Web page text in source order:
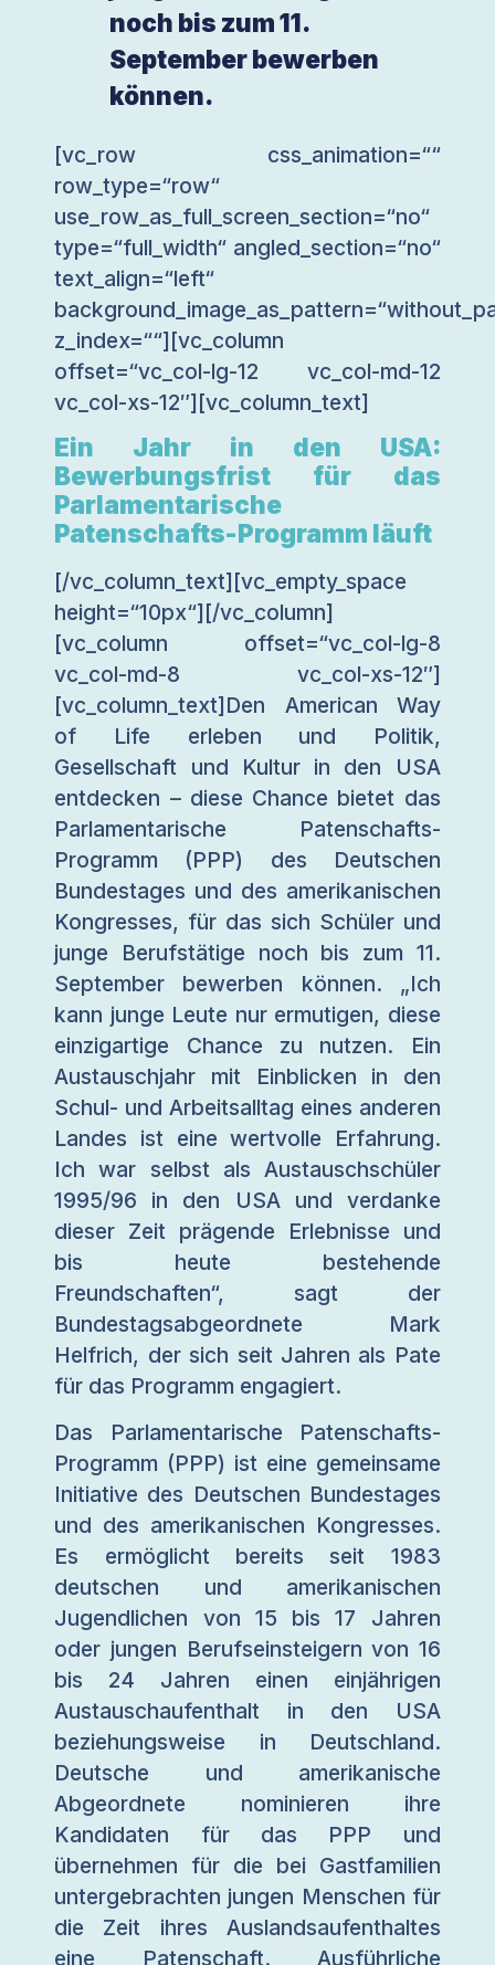
noch bis zum 11.
September bewerben
können.
[vc_row css_animation=““
row_type=“row“
use_row_as_full_screen_section=“no“
type=“full_width“ angled_section=“no“
text_align=“left“
z_index=““][vc_column
offset=“vc_col-lg-12 vc_col-md-12
vc_col-xs-12″][vc_column_text]
Ein Jahr in den USA:
Bewerbungsfrist für das
Parlamentarische
Patenschafts-Programm läuft
[/vc_column_text][vc_empty_space
height=“10px“][/vc_column]
[vc_column offset=“vc_col-lg-8
vc_col-md-8 vc_col-xs-12″]
[vc_column_text]Den American Way
of Life erleben und Politik,
Gesellschaft und Kultur in den USA
entdecken – diese Chance bietet das
Parlamentarische Patenschafts-
Programm (PPP) des Deutschen
Bundestages und des amerikanischen
Kongresses, für das sich Schüler und
junge Berufstätige noch bis zum 11.
September bewerben können. „Ich
kann junge Leute nur ermutigen, diese
einzigartige Chance zu nutzen. Ein
Austauschjahr mit Einblicken in den
Schul- und Arbeitsalltag eines anderen
Landes ist eine wertvolle Erfahrung.
Ich war selbst als Austauschschüler
1995/96 in den USA und verdanke
dieser Zeit prägende Erlebnisse und
bis heute bestehende
Freundschaften“, sagt der
Bundestagsabgeordnete Mark
Helfrich, der sich seit Jahren als Pate
für das Programm engagiert.
Das Parlamentarische Patenschafts-
Programm (PPP) ist eine gemeinsame
Initiative des Deutschen Bundestages
und des amerikanischen Kongresses.
Es ermöglicht bereits seit 1983
deutschen und amerikanischen
Jugendlichen von 15 bis 17 Jahren
oder jungen Berufseinsteigern von 16
bis 24 Jahren einen einjährigen
Austauschaufenthalt in den USA
beziehungsweise in Deutschland.
Deutsche und amerikanische
Abgeordnete nominieren ihre
Kandidaten für das PPP und
übernehmen für die bei Gastfamilien
untergebrachten jungen Menschen für
die Zeit ihres Auslandsaufenthaltes
eine Patenschaft. Ausführliche